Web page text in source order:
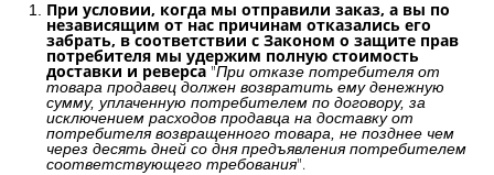
При условии, когда мы отправили заказ, а вы по
независящим от нас причинам отказались его
забрать, в соответствии с Законом о защите прав
потребителя мы удержим полную стоимость
доставки и реверса "При отказе потребителя от
товара продавец должен возвратить ему денежную
сумму, уплаченную потребителем по договору, за
исключением расходов продавца на доставку от
потребителя возвращенного товара, не позднее чем
через десять дней со дня предъявления потребителем
соответствующего требования".